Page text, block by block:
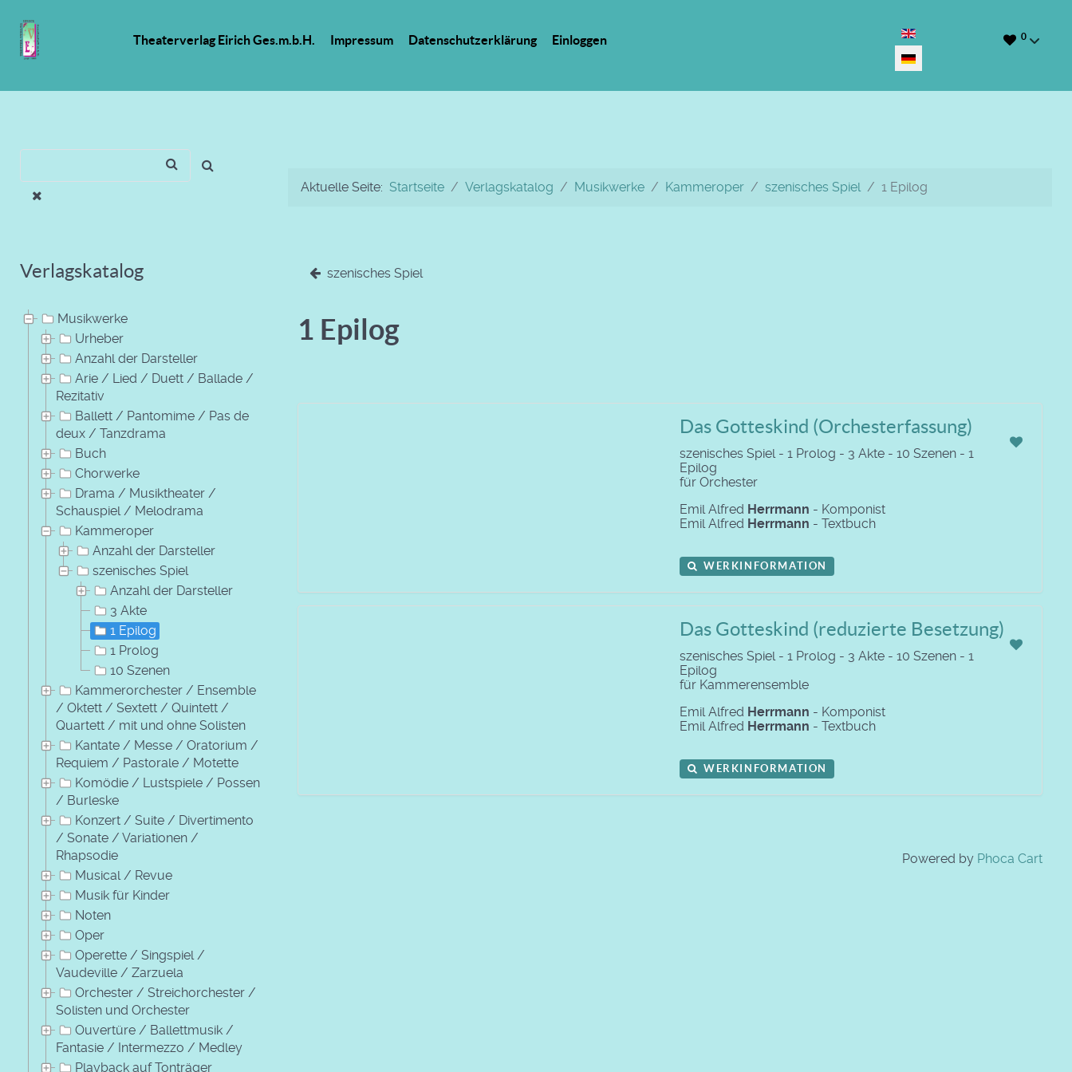
Theaterverlag Eirich Ges.m.b.H. Impressum Datenschutzerklärung Einloggen
Sprache auswählen 0
Verlagskatalog
Musikwerke
Urheber
Anzahl der Darsteller
Arie / Lied / Duett / Ballade /
Rezitativ
Ballett / Pantomime / Pas de
deux / Tanzdrama
Buch
Chorwerke
Drama / Musiktheater /
Schauspiel / Melodrama
Kammeroper
Anzahl der Darsteller
szenisches Spiel
Anzahl der Darsteller
3 Akte
1 Epilog
1 Prolog
10 Szenen
Kammerorchester / Ensemble
/ Oktett / Sextett / Quintett /
Quartett / mit und ohne Solisten
Kantate / Messe / Oratorium /
Requiem / Pastorale / Motette
Komödie / Lustspiele / Possen
/ Burleske
Konzert / Suite / Divertimento
/ Sonate / Variationen /
Rhapsodie
Musical / Revue
Musik für Kinder
Noten
Oper
Operette / Singspiel /
Vaudeville / Zarzuela
Orchester / Streichorchester /
Solisten und Orchester
Ouvertüre / Ballettmusik /
Fantasie / Intermezzo / Medley
Playback auf Tonträger
Aktuelle Seite: Startseite Verlagskatalog Musikwerke Kammeroper szenisches Spiel 1 Epilog
szenisches Spiel
1 Epilog
Das Gotteskind (Orchesterfassung)
szenisches Spiel - 1 Prolog - 3 Akte - 10 Szenen - 1
Epilog
für Orchester
Emil Alfred Herrmann - Komponist
Emil Alfred Herrmann - Textbuch
WERKINFORMATION
Das Gotteskind (reduzierte Besetzung)
szenisches Spiel - 1 Prolog - 3 Akte - 10 Szenen - 1
Epilog
für Kammerensemble
Emil Alfred Herrmann - Komponist
Emil Alfred Herrmann - Textbuch
WERKINFORMATION
Powered by Phoca Cart